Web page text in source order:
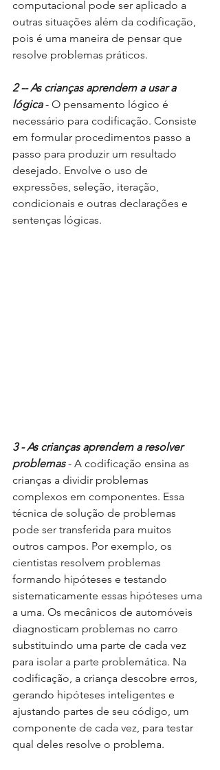
computacional pode ser aplicado a
outras situações além da codificação,
pois é uma maneira de pensar que
resolve problemas práticos.
2 -- As crianças aprendem a usar a
lógica - O pensamento lógico é
necessário para codificação. Consiste
em formular procedimentos passo a
passo para produzir um resultado
desejado. Envolve o uso de
expressões, seleção, iteração,
condicionais e outras declarações e
sentenças lógicas.
3 - As crianças aprendem a resolver
problemas - A codificação ensina as
crianças a dividir problemas
complexos em componentes. Essa
técnica de solução de problemas
pode ser transferida para muitos
outros campos. Por exemplo, os
cientistas resolvem problemas
formando hipóteses e testando
sistematicamente essas hipóteses uma
a uma. Os mecânicos de automóveis
diagnosticam problemas no carro
substituindo uma parte de cada vez
para isolar a parte problemática. Na
codificação, a criança descobre erros,
gerando hipóteses inteligentes e
ajustando partes de seu código, um
componente de cada vez, para testar
qual deles resolve o problema.